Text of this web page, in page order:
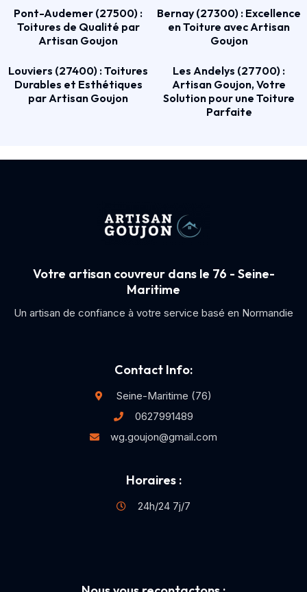
Pont-Audemer (27500) :
Toitures de Qualité par
Artisan Goujon
Bernay (27300) : Excellence
en Toiture avec Artisan
Goujon
Louviers (27400) : Toitures
Durables et Esthétiques
par Artisan Goujon
Les Andelys (27700) :
Artisan Goujon, Votre
Solution pour une Toiture
Parfaite
Votre artisan couvreur dans le 76 - Seine-
Maritime
Un artisan de confiance à votre service basé en Normandie
Contact Info:
Seine-Maritime (76)
0627991489
wg.goujon@gmail.com
Horaires :
24h/24 7j/7